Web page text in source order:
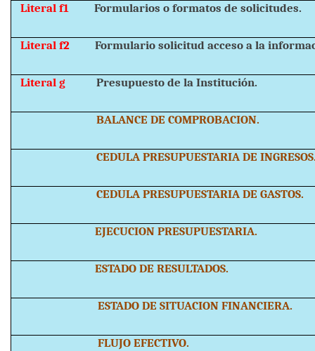
Literal f1 Formularios o formatos de solicitudes.
Literal f2 Formulario solicitud acceso a la
Literal g Presupuesto de la Institución.
BALANCE DE COMPROBACION.
CEDULA PRESUPUESTARIA DE
CEDULA PRESUPUESTARIA DE GASTOS.
EJECUCION PRESUPUESTARIA.
ESTADO DE RESULTADOS.
ESTADO DE SITUACION FINANCIERA.
FLUJO EFECTIVO.